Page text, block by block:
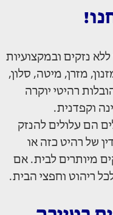
נזקים ובמקצועיות
מזרן, מיטה, סלון,
רהיטי יוקרה
וקפדנית.
הם עלולים להנזק
של רהיט כזה או
מיותרים לבית. אם
ריהוט וחפצי הבית.